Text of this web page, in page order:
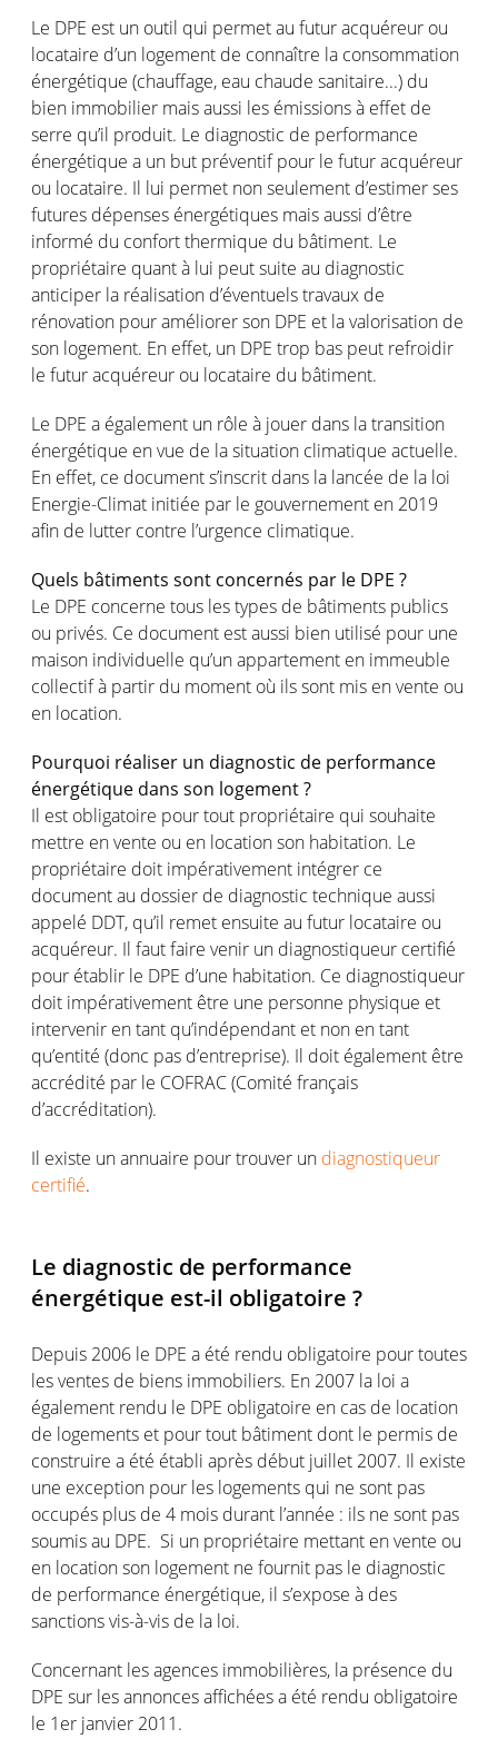
Le DPE est un outil qui permet au futur acquéreur ou
locataire d’un logement de connaître la consommation
énergétique (chauffage, eau chaude sanitaire...) du
bien immobilier mais aussi les émissions à effet de
serre qu’il produit. Le diagnostic de performance
énergétique a un but préventif pour le futur acquéreur
ou locataire. Il lui permet non seulement d’estimer ses
futures dépenses énergétiques mais aussi d’être
informé du confort thermique du bâtiment. Le
propriétaire quant à lui peut suite au diagnostic
anticiper la réalisation d’éventuels travaux de
rénovation pour améliorer son DPE et la valorisation de
son logement. En effet, un DPE trop bas peut refroidir
le futur acquéreur ou locataire du bâtiment.
Le DPE a également un rôle à jouer dans la transition
énergétique en vue de la situation climatique actuelle.
En effet, ce document s’inscrit dans la lancée de la loi
Energie-Climat initiée par le gouvernement en 2019
afin de lutter contre l’urgence climatique.
Quels bâtiments sont concernés par le DPE ?
Le DPE concerne tous les types de bâtiments publics
ou privés. Ce document est aussi bien utilisé pour une
maison individuelle qu’un appartement en immeuble
collectif à partir du moment où ils sont mis en vente ou
en location.
Pourquoi réaliser un diagnostic de performance
énergétique dans son logement ?
Il est obligatoire pour tout propriétaire qui souhaite
mettre en vente ou en location son habitation. Le
propriétaire doit impérativement intégrer ce
document au dossier de diagnostic technique aussi
appelé DDT, qu’il remet ensuite au futur locataire ou
acquéreur. Il faut faire venir un diagnostiqueur certifié
pour établir le DPE d’une habitation. Ce diagnostiqueur
doit impérativement être une personne physique et
intervenir en tant qu’indépendant et non en tant
qu’entité (donc pas d’entreprise). Il doit également être
accrédité par le COFRAC (Comité français
d’accréditation).
Il existe un annuaire pour trouver un diagnostiqueur
certifié.
Le diagnostic de performance
énergétique est-il obligatoire ?
Depuis 2006 le DPE a été rendu obligatoire pour toutes
les ventes de biens immobiliers. En 2007 la loi a
également rendu le DPE obligatoire en cas de location
de logements et pour tout bâtiment dont le permis de
construire a été établi après début juillet 2007. Il existe
une exception pour les logements qui ne sont pas
occupés plus de 4 mois durant l’année : ils ne sont pas
soumis au DPE. Si un propriétaire mettant en vente ou
en location son logement ne fournit pas le diagnostic
de performance énergétique, il s’expose à des
sanctions vis-à-vis de la loi.
Concernant les agences immobilières, la présence du
DPE sur les annonces affichées a été rendu obligatoire
le 1er janvier 2011.